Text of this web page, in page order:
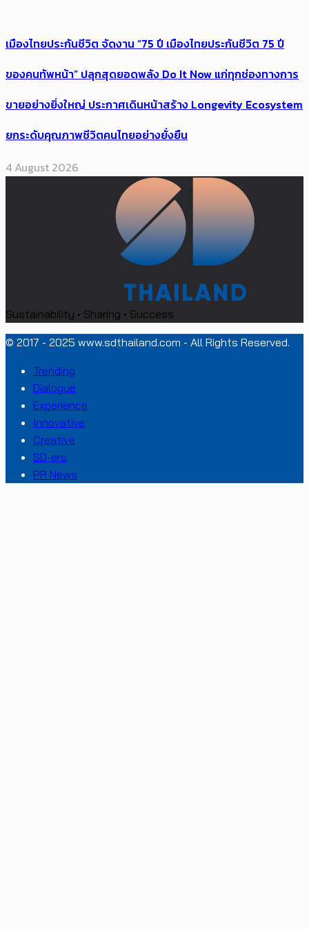
เมืองไทยประกันชีวิต จัดงาน “75 ปี เมืองไทยประกันชีวิต 75 ปี
ของคนทัพหน้า” ปลุกสุดยอดพลัง Do It Now แก่ทุกช่องทางการ
ขายอย่างยิ่งใหญ่ ประกาศเดินหน้าสร้าง Longevity Ecosystem
ยกระดับคุณภาพชีวิตคนไทยอย่างยั่งยืน
4 August 2026
Sustainability • Sharing • Success
© 2017 - 2025 www.sdthailand.com - All Rights Reserved.
Trending
Dialogue
Experience
Innovative
Creative
SD-ers
PR News